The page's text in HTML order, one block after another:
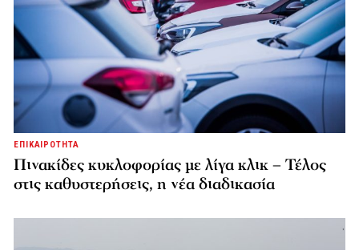
ΕΠΙΚΑΙΡΟΤΗΤΑ
Πινακίδες κυκλοφορίας με λίγα κλικ – Τέλος
στις καθυστερήσεις, η νέα διαδικασία